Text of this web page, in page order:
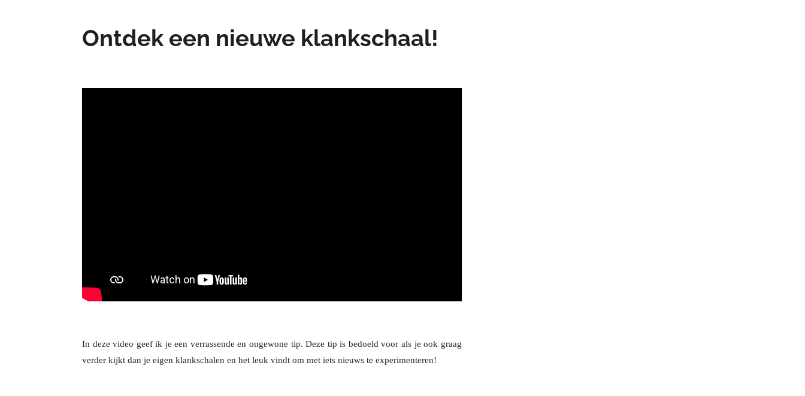
Ontdek een nieuwe klankschaal!
In deze video geef ik je een verrassende en ongewone tip. Deze tip is bedoeld voor als je ook graag
verder kijkt dan je eigen klankschalen en het leuk vindt om met iets nieuws te experimenteren!